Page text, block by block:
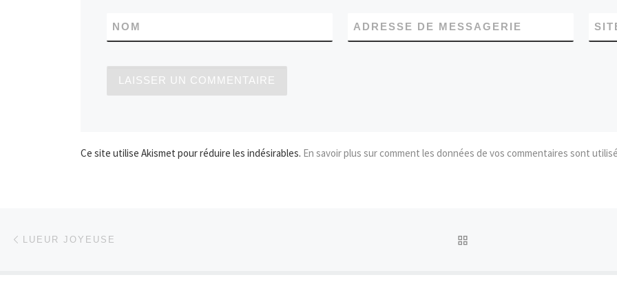
NOM ADRESSE DE MESSAGERIE
Ce site utilise Akismet pour réduire les indésirables. En savoir plus sur comment les données de vos commentaires sont
Parcourir les articles
LUEUR JOYEUSE